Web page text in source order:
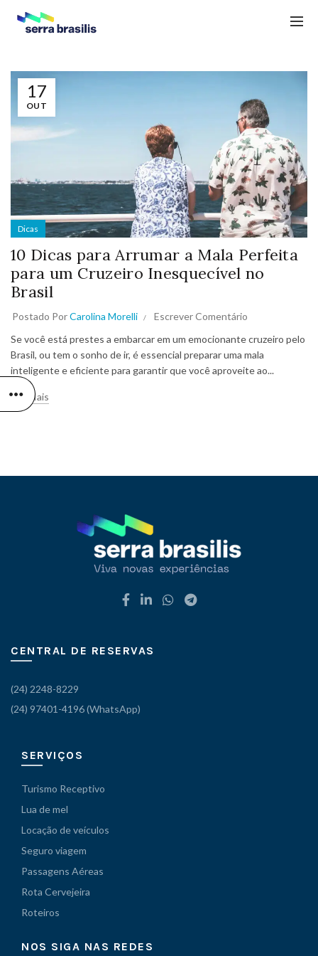
17
OUT
Dicas
10 Dicas para Arrumar a Mala Perfeita
para um Cruzeiro Inesquecível no
Brasil
Postado PorCarolina Morelli
Escrever Comentário
Se você está prestes a embarcar em um emocionante cruzeiro pelo
Brasil, ou tem o sonho de ir, é essencial preparar uma mala
inteligente e eficiente para garantir que você aproveite ao...
Ler Mais
CENTRAL DE RESERVAS
(24) 2248-8229
(24) 97401-4196 (WhatsApp)
SERVIÇOS
Turismo Receptivo
Lua de mel
Locação de veículos
Seguro viagem
Passagens Aéreas
Rota Cervejeira
Roteiros
NOS SIGA NAS REDES